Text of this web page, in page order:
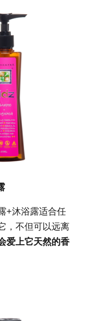
+沐浴露适合任
，不但可以远离
爱上它天然的香